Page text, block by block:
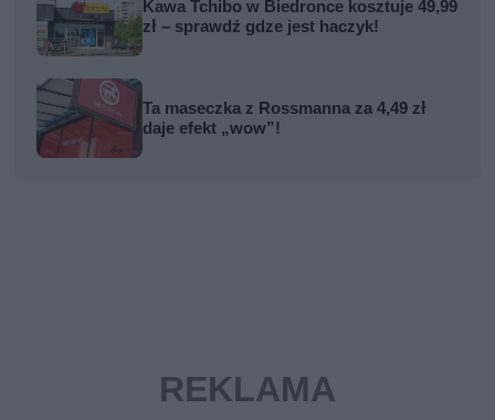
Kawa Tchibo w Biedronce kosztuje 49,99
zł – sprawdź gdze jest haczyk!
Ta maseczka z Rossmanna za 4,49 zł
daje efekt „wow”!